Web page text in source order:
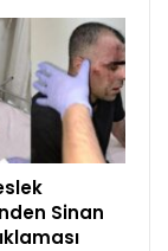
Sinan